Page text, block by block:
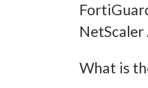
NetScaler
What is